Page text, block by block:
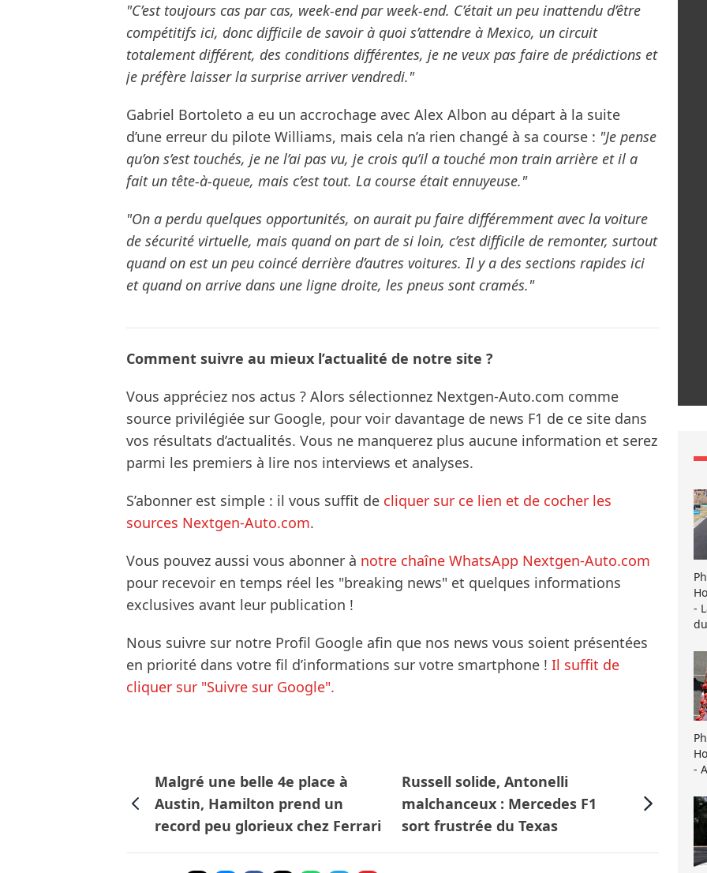
"C’est toujours cas par cas, week-end par week-end. C’était un peu inattendu d’être
compétitifs ici, donc difficile de savoir à quoi s’attendre à Mexico, un circuit
totalement différent, des conditions différentes, je ne veux pas faire de prédictions et
je préfère laisser la surprise arriver vendredi."
Gabriel Bortoleto a eu un accrochage avec Alex Albon au départ à la suite
d’une erreur du pilote Williams, mais cela n’a rien changé à sa course : "Je pense
qu’on s’est touchés, je ne l’ai pas vu, je crois qu’il a touché mon train arrière et il a
fait un tête-à-queue, mais c’est tout. La course était ennuyeuse."
"On a perdu quelques opportunités, on aurait pu faire différemment avec la voiture
de sécurité virtuelle, mais quand on part de si loin, c’est difficile de remonter, surtout
quand on est un peu coincé derrière d’autres voitures. Il y a des sections rapides ici
et quand on arrive dans une ligne droite, les pneus sont cramés."
Comment suivre au mieux l’actualité de notre site ?
Vous appréciez nos actus ? Alors sélectionnez Nextgen-Auto.com comme
source privilégiée sur Google, pour voir davantage de news F1 de ce site dans
vos résultats d’actualités. Vous ne manquerez plus aucune information et serez
parmi les premiers à lire nos interviews et analyses.
S’abonner est simple : il vous suffit de cliquer sur ce lien et de cocher les
sources Nextgen-Auto.com.
Vous pouvez aussi vous abonner à notre chaîne WhatsApp Nextgen-Auto.com
pour recevoir en temps réel les "breaking news" et quelques informations
exclusives avant leur publication !
Nous suivre sur notre Profil Google afin que nos news vous soient présentées
en priorité dans votre fil d’informations sur votre smartphone ! Il suffit de
cliquer sur "Suivre sur Google".
Malgré une belle 4e place à
Austin, Hamilton prend un
record peu glorieux chez Ferrari
Russell solide, Antonelli
malchanceux : Mercedes F1
sort frustrée du Texas
-
-